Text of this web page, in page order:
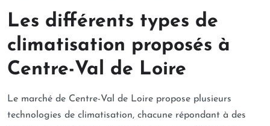
Les différents types de
climatisation proposés à
Centre-Val de Loire
Le marché de Centre-Val de Loire propose plusieurs
technologies de climatisation, chacune répondant à des